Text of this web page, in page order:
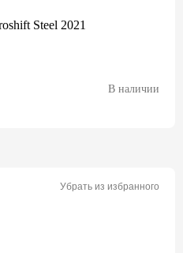
Steel 2021
В наличии
Убрать из избранного